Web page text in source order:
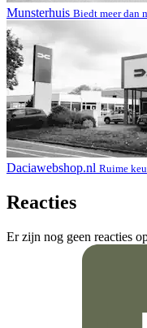
Munsterhuis Biedt meer dan
Daciawebshop.nl Ruime
Reacties
Er zijn nog geen reacties